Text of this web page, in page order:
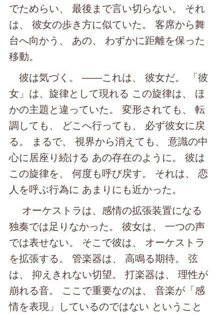
でためらい、 最後まで言い切らない。 それ
は、 彼女の歩き方に似ていた。 客席から舞
台へ向かう、 あの、 わずかに距離を保った
移動。
彼は気づく。 ――これは、 彼女だ。 「彼
女」は、旋律として現れる この旋律は、 ほ
かの主題と違っていた。 変形されても、 転
調しても、 どこへ行っても、 必ず彼女に戻
る。 まるで、 視界から消えても、 意識の中
心に居座り続ける あの存在のように。 彼は
この旋律を、 何度も呼び戻す。 それは、 恋
人を呼ぶ行為に あまりにも近かった。
オーケストラは、感情の拡張装置になる
独奏では足りなかった。 彼女は、 一つの声
では表せない。 そこで彼は、 オーケストラ
を拡張する。 管楽器は、 高鳴る期待。 弦
は、 抑えきれない切望。 打楽器は、 理性が
崩れる音。 ここで重要なのは、 音楽が「感
情を表現」しているのではない ということ